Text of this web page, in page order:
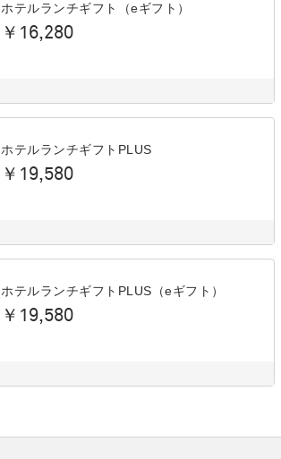
ホテルランチギフト（eギフト）
￥16,280
ホテルランチギフトPLUS
￥19,580
ホテルランチギフトPLUS（eギフト）
￥19,580